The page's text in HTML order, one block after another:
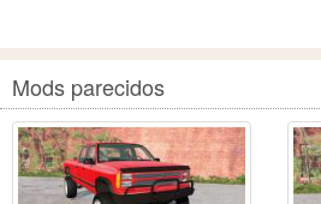
Mods parecidos